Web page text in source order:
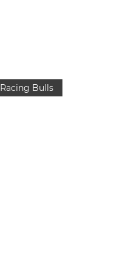
Racing Bulls